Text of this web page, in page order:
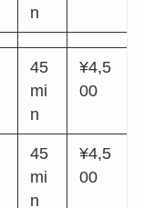
n
45
mi
n
¥4,5
00
45
mi
n
¥4,5
00